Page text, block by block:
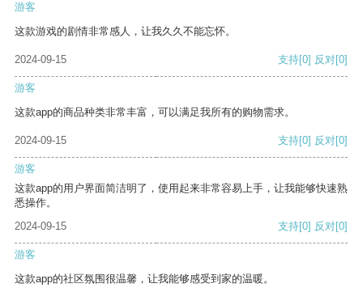
游客
这款游戏的剧情非常感人，让我久久不能忘怀。
2024-09-15 支持[0] 反对[0]
游客
这款app的商品种类非常丰富，可以满足我所有的购物需求。
2024-09-15 支持[0] 反对[0]
游客
这款app的用户界面简洁明了，使用起来非常容易上手，让我能够快速熟
悉操作。
2024-09-15
支持[0] 反对[0]
游客
这款app的社区氛围很温馨，让我能够感受到家的温暖。